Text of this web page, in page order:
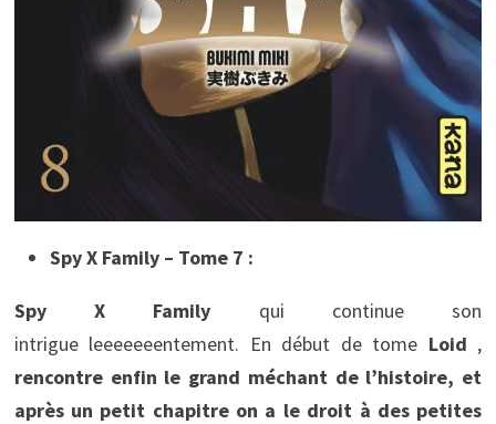
Spy X Family – Tome 7 :
Spy X Family qui continue son
intrigue leeeeeeentement. En début de tome Loid ,
rencontre enfin le grand méchant de l’histoire, et
après un petit chapitre on a le droit à des petites